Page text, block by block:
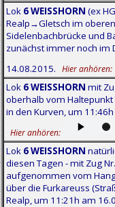
Lok 6 WEISSHORN (ex
Realp→Gletsch im
Sidelenbachbrücke und
zunächst immer noch im
14.08.2015.
Hier anhören:
Lok 6 WEISSHORN mit
oberhalb vom
in den Kurven, um
Hier anhören:
Lok 6 WEISSHORN
diesen Tagen - mit Zug
aufgenommen vom
über die Furkareuss
Realp, um 11:21h am